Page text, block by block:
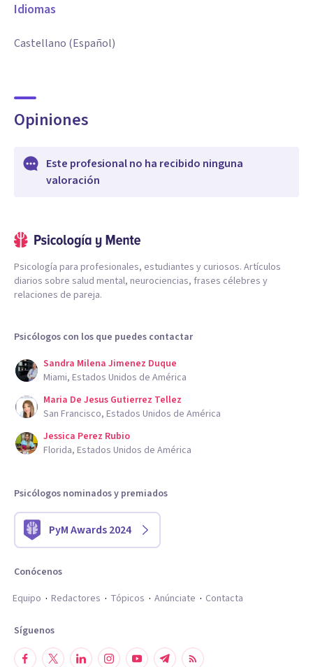
Idiomas
Castellano (Español)
Opiniones
Este profesional no ha recibido ninguna
valoración
Psicología para profesionales, estudiantes y curiosos. Artículos
diarios sobre salud mental, neurociencias, frases célebres y
relaciones de pareja.
Psicólogos con los que puedes contactar
Sandra Milena Jimenez Duque
Miami, Estados Unidos de América
Maria De Jesus Gutierrez Tellez
San Francisco, Estados Unidos de América
Jessica Perez Rubio
Florida, Estados Unidos de América
Psicólogos nominados y premiados
PyM Awards 2024
Conócenos
Equipo
Redactores Tópicos Anúnciate Contacta
Síguenos